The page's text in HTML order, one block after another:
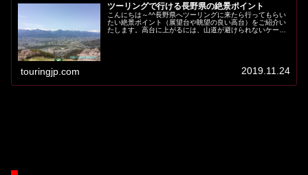
ツーリングで行ける長野県の絶景ポイント
こんにちは～^^長野県へツーリングに来たら行ってもらい
たい絶景ポイント（展望台や眺望の良い高台）をご紹介い
たします。高台に上がるには、山道が避けられないケース
touringjp.com 2019.11.24